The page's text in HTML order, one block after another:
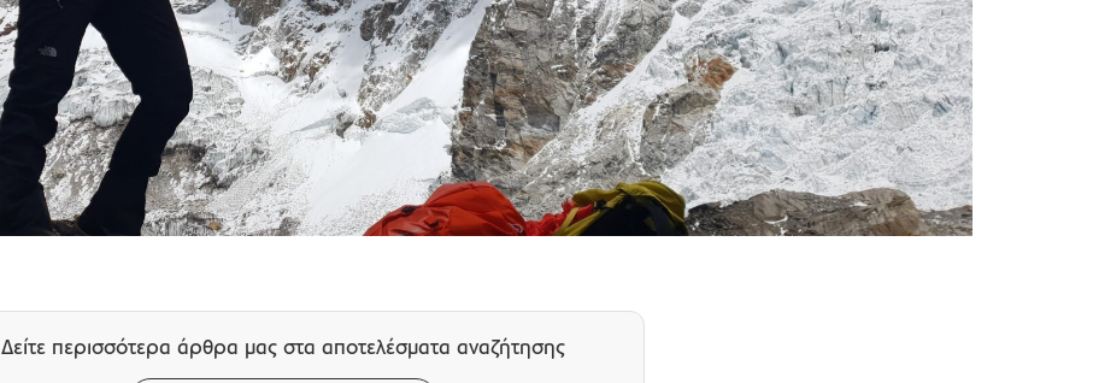
Δείτε περισσότερα άρθρα μας στα αποτελέσματα αναζήτησης